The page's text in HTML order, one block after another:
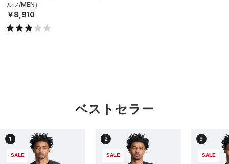
ルフ/MEN）
￥8,910
ベストセラー
1
SALE
2
SALE
3
SALE